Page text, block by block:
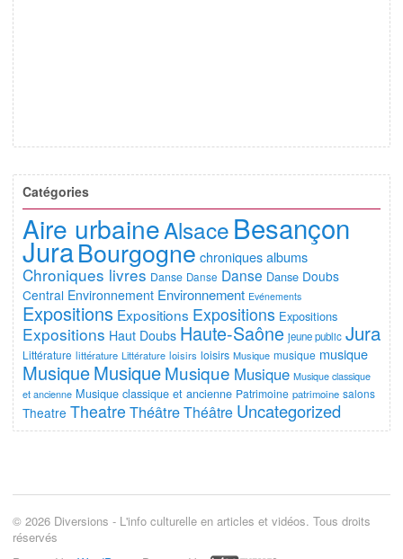
Catégories
Aire urbaineAlsace Besançon
JuraBourgogne chroniques albums
Chroniques livres Danse Danse Danse Danse Doubs
Central Environnement Environnement Evénements
Expositions Expositions Expositions Expositions
Expositions Haut Doubs Haute-Saône jeune public Jura
Littérature littérature Littérature loisirs loisirs Musique musique musique
MusiqueMusiqueMusique Musique Musique classique
et ancienne Musique classique et ancienne Patrimoine patrimoine salons
Theatre Theatre ThéâtreThéâtre Uncategorized
© 2026 Diversions - L'info culturelle en articles et vidéos. Tous droits
réservés